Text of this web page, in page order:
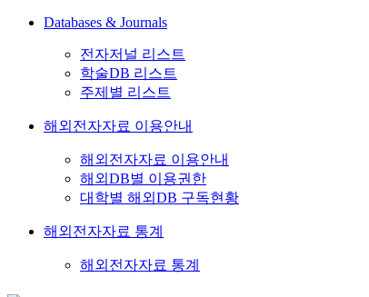
Databases & Journals
전자저널 리스트
학술DB 리스트
주제별 리스트
해외전자자료 이용안내
해외전자자료 이용안내
해외DB별 이용권한
대학별 해외DB 구독현황
해외전자자료 통계
해외전자자료 통계